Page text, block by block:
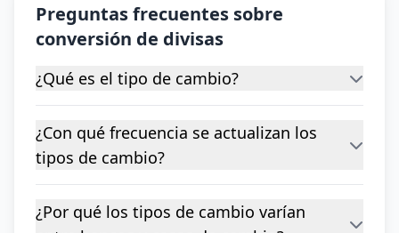
Preguntas frecuentes sobre
conversión de divisas
¿Qué es el tipo de cambio?
¿Con qué frecuencia se actualizan los
tipos de cambio?
¿Por qué los tipos de cambio varían